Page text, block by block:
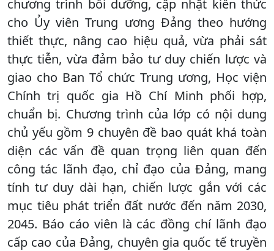
chương trình bồi dưỡng, cập nhật kiến thức
cho Ủy viên Trung ương Đảng theo hướng
thiết thực, nâng cao hiệu quả, vừa phải sát
thực tiễn, vừa đảm bảo tư duy chiến lược và
giao cho Ban Tổ chức Trung ương, Học viện
Chính trị quốc gia Hồ Chí Minh phối hợp,
chuẩn bị. Chương trình của lớp có nội dung
chủ yếu gồm 9 chuyên đề bao quát khá toàn
diện các vấn đề quan trọng liên quan đến
công tác lãnh đạo, chỉ đạo của Đảng, mang
tính tư duy dài hạn, chiến lược gắn với các
mục tiêu phát triển đất nước đến năm 2030,
2045. Báo cáo viên là các đồng chí lãnh đạo
cấp cao của Đảng, chuyên gia quốc tế truyền